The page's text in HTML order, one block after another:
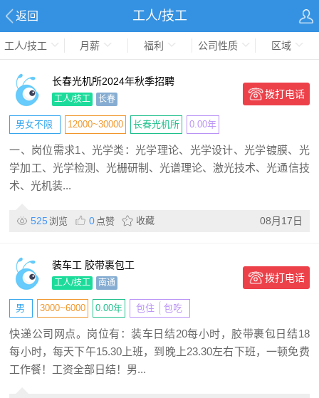
返回 工人/技工
工人/技工 月薪 福利 公司性质 区域
长春光机所2024年秋季招聘
工人/技工 长春 拨打电话
男女不限 12000~30000 长春光机所 0.00年
一、岗位需求1、光学类：光学理论、光学设计、光学镀膜、光
学加工、光学检测、光栅研制、光谱理论、激光技术、光通信技
术、光机装...
525 浏览 0 点赞 收藏 08月17日
装车工 胶带裹包工
工人/技工 南通 拨打电话
男 3000~6000 0.00年 包住 包吃
快递公司网点。岗位有：装车日结20每小时，胶带裹包日结18
每小时，每天下午15.30上班，到晚上23.30左右下班，一顿免费
工作餐！工资全部日结！男...